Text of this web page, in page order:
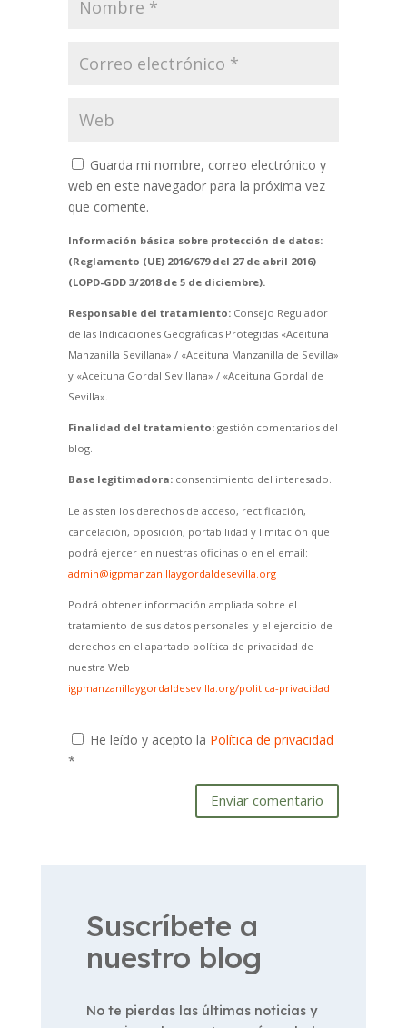
Guarda mi nombre, correo electrónico y
web en este navegador para la próxima vez
que comente.
Información básica sobre protección de datos:
(Reglamento (UE) 2016/679 del 27 de abril 2016)
(LOPD-GDD 3/2018 de 5 de diciembre).
Responsable del tratamiento:Consejo Regulador
de las Indicaciones Geográficas Protegidas «Aceituna
Manzanilla Sevillana» / «Aceituna Manzanilla de Sevilla»
y «Aceituna Gordal Sevillana» / «Aceituna Gordal de
Sevilla».
Finalidad del tratamiento:gestión comentarios del
blog.
Base legitimadora:consentimiento del interesado.
Le asisten los derechos de acceso, rectificación,
cancelación, oposición, portabilidad y limitación que
podrá ejercer en nuestras oficinas o en el email:
admin@igpmanzanillaygordaldesevilla.org
Podrá obtener información ampliada sobre el
tratamiento de sus datos personales y el ejercicio de
derechos en el apartado política de privacidad de
nuestra Web
igpmanzanillaygordaldesevilla.org/politica-privacidad
He leído y acepto la Política de privacidad
*
Enviar comentario
Suscríbete a
nuestro blog
No te pierdas las últimas noticias y